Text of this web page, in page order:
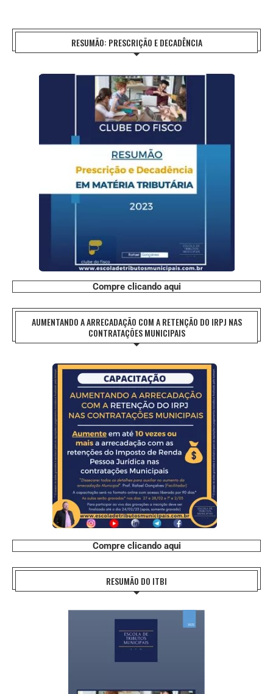
RESUMÃO: PRESCRIÇÃO E DECADÊNCIA
Compre clicando aqui
AUMENTANDO A ARRECADAÇÃO COM A RETENÇÃO DO IRPJ NAS
CONTRATAÇÕES MUNICIPAIS
Compre clicando aqui
RESUMÃO DO ITBI